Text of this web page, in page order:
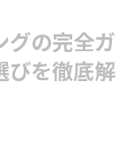
ル完全対策
ュール管理
グの完全ガ
びを徹底解